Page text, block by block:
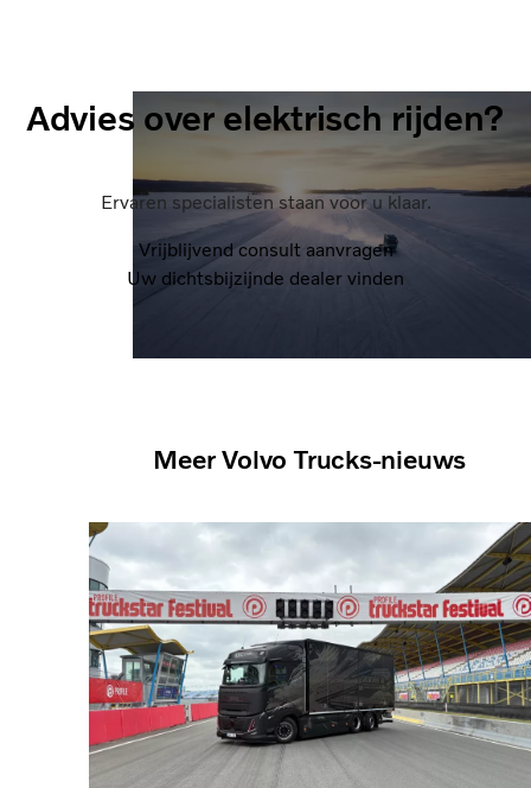
Advies over elektrisch rijden?
Ervaren specialisten staan voor u klaar.
Vrijblijvend consult aanvragen
Uw dichtsbijzijnde dealer vinden
Meer Volvo Trucks-nieuws